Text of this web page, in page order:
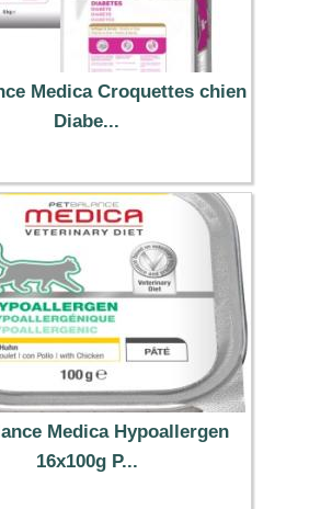
Medica Croquettes chien
Diabe...
86.22 €
Medica Hypoallergen
16x100g P...